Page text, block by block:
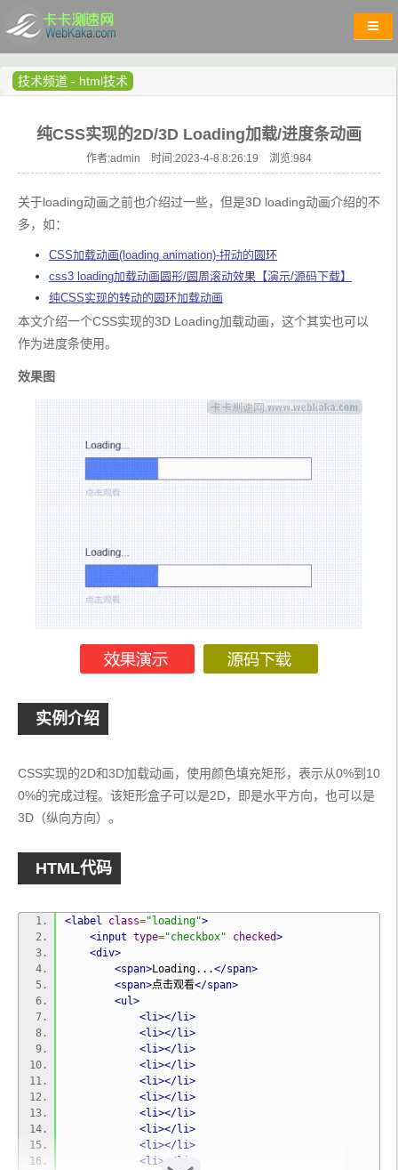
技术频道 - html技术
纯CSS实现的2D/3D Loading加载/进度条动画
作者:admin 时间:2023-4-8 8:26:19 浏览:984
关于loading动画之前也介绍过一些，但是3D loading动画介绍的不
多，如：
CSS加载动画(loading animation)-扭动的圆环
css3 loading加载动画圆形/圆周滚动效果【演示/源码下载】
纯CSS实现的转动的圆环加载动画
本文介绍一个CSS实现的3D Loading加载动画，这个其实也可以
作为进度条使用。
效果图
实例介绍
CSS实现的2D和3D加载动画，使用颜色填充矩形，表示从0%到10
0%的完成过程。该矩形盒子可以是2D，即是水平方向，也可以是
3D（纵向方向）。
HTML代码
<label class="loading">
<input type="checkbox" checked>
<div>
<span>Loading...</span>
<span>点击观看</span>
<ul>
<li></li>
<li></li>
<li></li>
<li></li>
<li></li>
<li></li>
<li></li>
<li></li>
<li></li>
<li></li>